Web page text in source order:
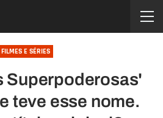
FILMES E SÉRIES
Superpoderosas'
teve esse nome.